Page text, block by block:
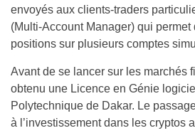
envoyés aux clients-traders
(Multi-Account Manager) qui
positions sur plusieurs comptes
Avant de se lancer sur les marchés
obtenu une Licence en Génie
Polytechnique de Dakar. Le
à l’investissement dans les cryptos